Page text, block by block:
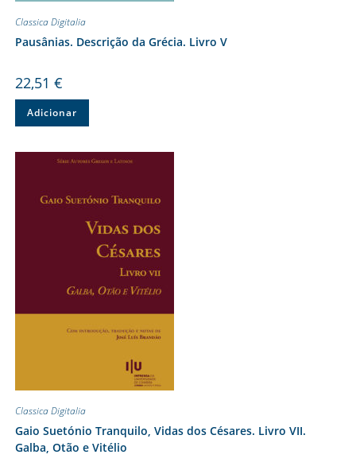
Classica Digitalia
Pausânias. Descrição da Grécia. Livro V
22,51 €
Adicionar
Classica Digitalia
Gaio Suetónio Tranquilo, Vidas dos Césares. Livro VII.
Galba, Otão e Vitélio